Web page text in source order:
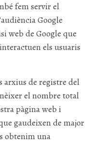
fem servir el
Google
web de Google que
els usuaris
arxius de registre del
el nombre total
pàgina web i
gaudeixen de major
obtenim una